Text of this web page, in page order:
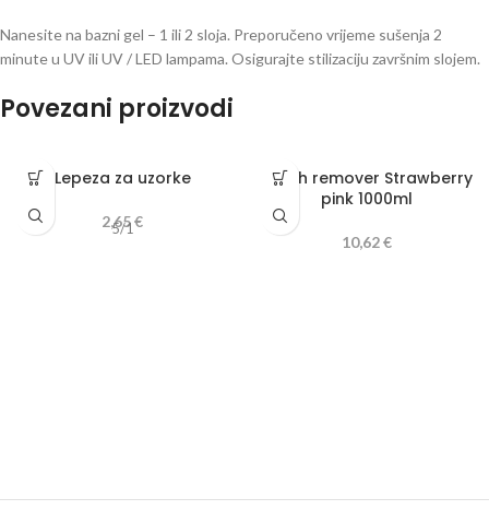
Nanesite na bazni gel – 1 ili 2 sloja. Preporučeno vrijeme sušenja 2
minute u UV ili UV / LED lampama. Osigurajte stilizaciju završnim slojem.
Povezani proizvodi
Lepeza za uzorke
2,65€
5/1
Polish remover Strawberry
pink 1000ml
10,62€